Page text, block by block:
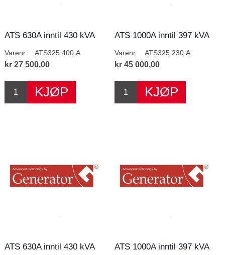
ATS 630A inntil 430 kVA
Varenr. ATS325.400.A
kr 27 500,00
ATS 1000A inntil 397 kVA
Varenr. ATS325.230.A
kr 45 000,00
ATS 630A inntil 430 kVA
ATS 1000A inntil 397 kVA